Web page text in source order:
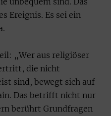
Ereignis. Es sei ein
„Wer aus religiöser
die nicht
sind, bewegt sich auf
Das betrifft nicht nur
berührt Grundfragen